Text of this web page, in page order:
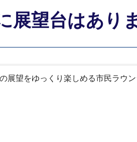
展望台はあり
望をゆっくり楽しめる市民ラウ